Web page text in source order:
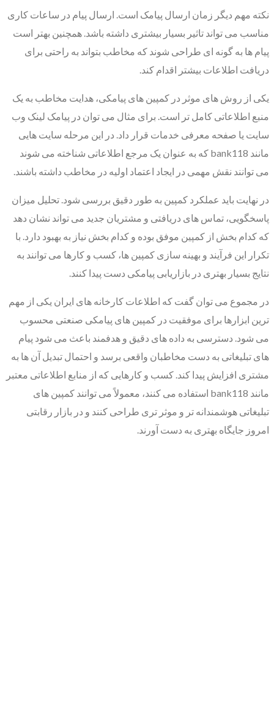
نکته مهم دیگر زمان ارسال پیامک است. ارسال پیام در ساعات کاری
مناسب می تواند تاثیر بسیار بیشتری داشته باشد. همچنین بهتر است
پیام ها به گونه ای طراحی شوند که مخاطب بتواند به راحتی برای
دریافت اطلاعات بیشتر اقدام کند.
یکی از روش های موثر در کمپین های پیامکی، هدایت مخاطب به یک
منبع اطلاعاتی کامل تر است. برای مثال می توان در پیامک لینک وب
سایت یا صفحه معرفی خدمات قرار داد. در این مرحله سایت هایی
مانند bank118 که به عنوان یک مرجع اطلاعاتی شناخته می شوند
می توانند نقش مهمی در ایجاد اعتماد اولیه در مخاطب داشته باشند.
در نهایت باید عملکرد کمپین به طور دقیق بررسی شود. تحلیل میزان
پاسخگویی، تماس های دریافتی و مشتریان جدید می تواند نشان دهد
که کدام بخش از کمپین موفق بوده و کدام بخش نیاز به بهبود دارد. با
تکرار این فرآیند و بهینه سازی کمپین ها، کسب و کارها می توانند به
نتایج بسیار بهتری در بازاریابی پیامکی دست پیدا کنند.
در مجموع می توان گفت که اطلاعات کارخانه های ایران یکی از مهم
ترین ابزارها برای موفقیت در کمپین های پیامکی صنعتی محسوب
می شود. دسترسی به داده های دقیق و هدفمند باعث می شود پیام
های تبلیغاتی به دست مخاطبان واقعی برسد و احتمال تبدیل آن ها به
مشتری افزایش پیدا کند. کسب و کارهایی که از منابع اطلاعاتی معتبر
مانند bank118 استفاده می کنند، معمولاً می توانند کمپین های
تبلیغاتی هوشمندانه تر و موثر تری طراحی کنند و در بازار رقابتی
امروز جایگاه بهتری به دست آورند.